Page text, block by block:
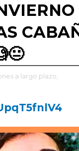
a largo plazo,